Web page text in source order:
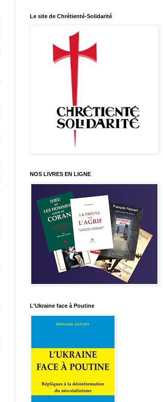
Le site de Chrétienté-Solidarité
NOS LIVRES EN LIGNE
L'Ukraine face à Poutine